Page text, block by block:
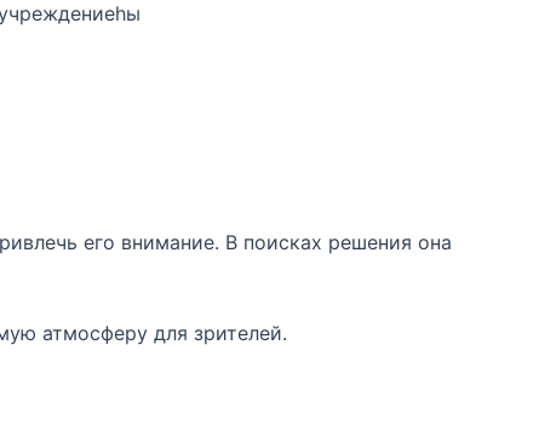
его внимание. В поисках решения она
атмосферу для зрителей.